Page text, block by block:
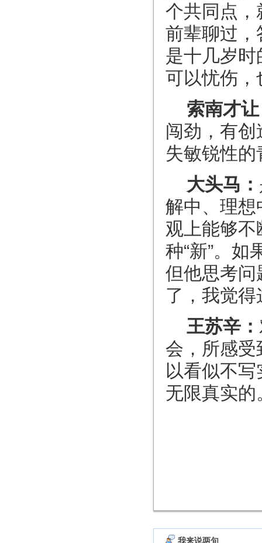
个共同点，
前辈聊过，
是十几岁
可以忧伤，
索南才
闯劲，有创
失敏锐性的
大头马：
解中、理想
观上能够
种“新”。
但他思考问
了，我觉
王苏辛：
会，所感
以看似不
无限真实的